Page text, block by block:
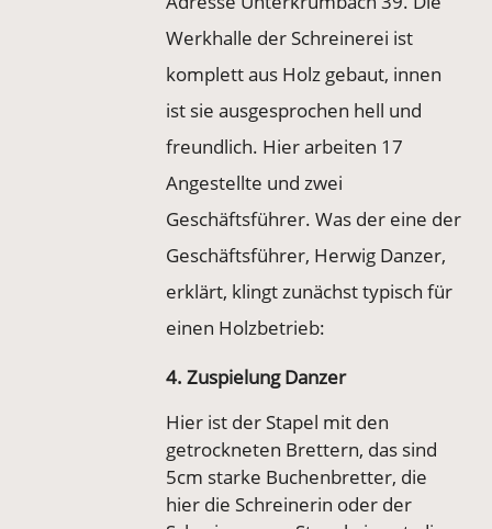
Werkhalle der Schreinerei ist
komplett aus Holz gebaut, innen
ist sie ausgesprochen hell und
freundlich. Hier arbeiten 17
Angestellte und zwei
Geschäftsführer. Was der eine der
Geschäftsführer, Herwig Danzer,
erklärt, klingt zunächst typisch für
einen Holzbetrieb:
4. Zuspielung Danzer
Hier ist der Stapel mit den
getrockneten Brettern, das sind
5cm starke Buchenbretter, die
hier die Schreinerin oder der